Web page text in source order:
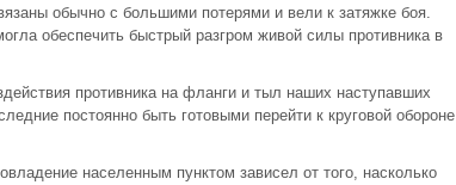
обычно с большими потерями и вели к затяжке боя.
обеспечить быстрый разгром живой силы противника в
противника на фланги и тыл наших наступавших
постоянно быть готовыми перейти к круговой обороне
населенным пунктом зависел от того, насколько